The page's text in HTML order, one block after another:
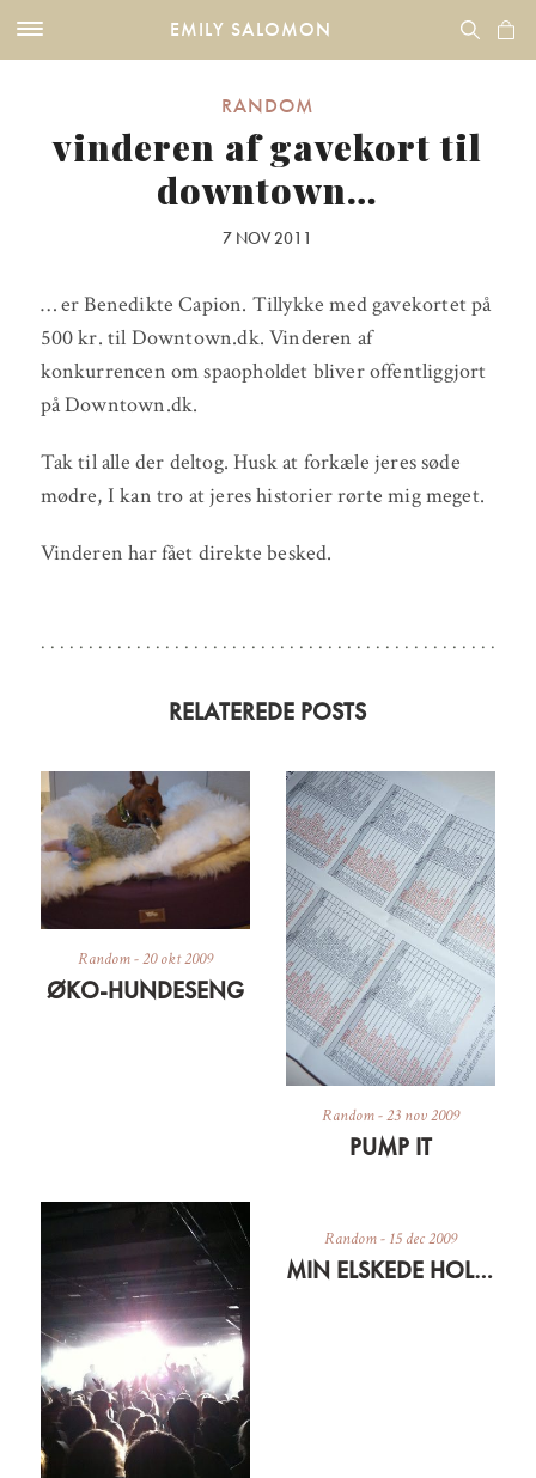
EMILY SALOMON
RANDOM
vinderen af gavekort til
downtown…
7 NOV 2011
… er Benedikte Capion. Tillykke med gavekortet på
500 kr. til Downtown.dk. Vinderen af
konkurrencen om spaopholdet bliver offentliggjort
på Downtown.dk.
Tak til alle der deltog. Husk at forkæle jeres søde
mødre, I kan tro at jeres historier rørte mig meget.
Vinderen har fået direkte besked.
RELATEREDE POSTS
Random-20 okt 2009
ØKO-HUNDESENG
Random-23 nov 2009
PUMP IT
Random- 15 dec 2009
MIN ELSKEDE HOLLY